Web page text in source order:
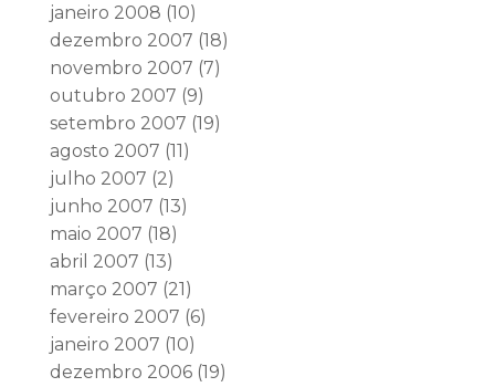
janeiro 2008 (10)
dezembro 2007 (18)
novembro 2007 (7)
outubro 2007 (9)
setembro 2007 (19)
agosto 2007 (11)
julho 2007 (2)
junho 2007 (13)
maio 2007 (18)
abril 2007 (13)
março 2007 (21)
fevereiro 2007 (6)
janeiro 2007 (10)
dezembro 2006(19)